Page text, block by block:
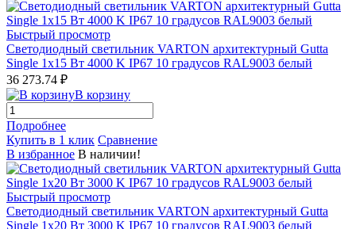
Быстрый просмотр
Светодиодный светильник VARTON архитектурный Gutta
Single 1x15 Вт 4000 K IP67 10 градусов RAL9003 белый
36 273.74 ₽
В корзину
Подробнее
Купить в 1 клик Сравнение
В избранное В наличии!
Быстрый просмотр
Светодиодный светильник VARTON архитектурный Gutta
Single 1x20 Вт 3000 K IP67 10 градусов RAL9003 белый